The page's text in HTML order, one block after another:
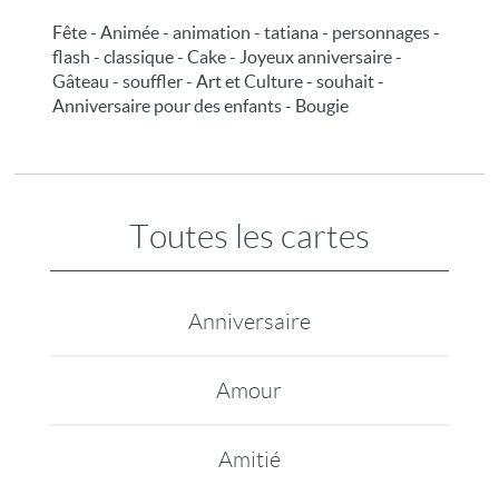
Fête - Animée - animation - tatiana - personnages -
flash - classique - Cake - Joyeux anniversaire -
Gâteau - souffler - Art et Culture - souhait -
Anniversaire pour des enfants - Bougie
Toutes les cartes
Anniversaire
Amour
Amitié